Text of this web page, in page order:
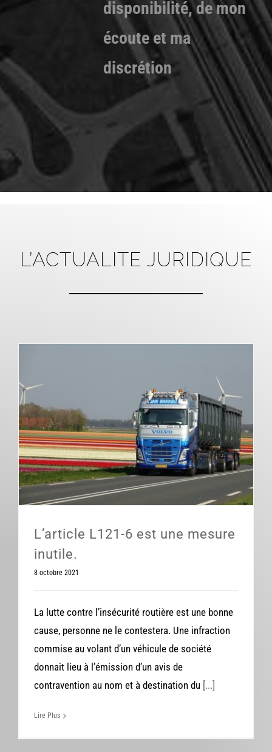
disponibilité, de mon
écoute et ma
discrétion
L’ACTUALITE JURIDIQUE
L’article L121-6 est une mesure
inutile.
8 octobre 2021
La lutte contre l’insécurité routière est une bonne
cause, personne ne le contestera. Une infraction
commise au volant d’un véhicule de société
donnait lieu à l’émission d’un avis de
contravention au nom et à destination du [...]
Lire Plus